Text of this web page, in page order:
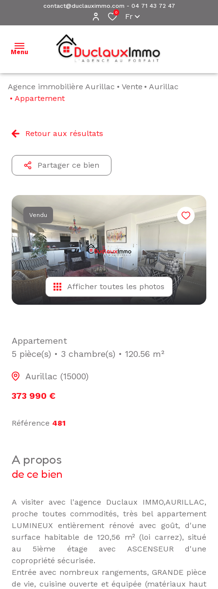
contact@duclauximmo.com - 04 71 43 72 47
0 Fr
Menu
ACCUEIL
BIENS À
VENDRE
NOS
BIENS
ESTIMATION
L'ÉQUIPE
ALERTE
E-MAIL
Agence immobilière Aurillac Vente
Aurillac
Appartement
Retour aux résultats
Partager ce bien
Vendu
Afficher toutes les photos
Appartement
5 pièce(s)
3 chambre(s) 120.56 m²
Aurillac (15000)
373 990 €
Référence 481
a propos
de ce bien
A visiter avec l'agence Duclaux IMMO,AURILLAC,
proche toutes commodités, très bel appartement
LUMINEUX entièrement rénové avec goût, d'une
surface habitable de 120,56 m² (loi carrez), situé
au 5ième étage avec ASCENSEUR d'une
copropriété sécurisée.
Entrée avec nombreux rangements, GRANDE pièce
de vie, cuisine ouverte et équipée (matériaux haut